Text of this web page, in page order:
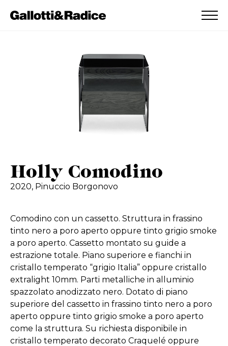
AGGIUNTO ALLA WISHLIST
Holly Comodino
2020, Pinuccio Borgonovo
Comodino con un cassetto. Struttura in frassino
tinto nero a poro aperto oppure tinto grigio smoke
a poro aperto. Cassetto montato su guide a
estrazione totale. Piano superiore e fianchi in
cristallo temperato “grigio Italia” oppure cristallo
extralight 10mm. Parti metalliche in alluminio
spazzolato anodizzato nero. Dotato di piano
superiore del cassetto in frassino tinto nero a poro
aperto oppure tinto grigio smoke a poro aperto
come la struttura. Su richiesta disponibile in
cristallo temperato decorato Craquelé oppure